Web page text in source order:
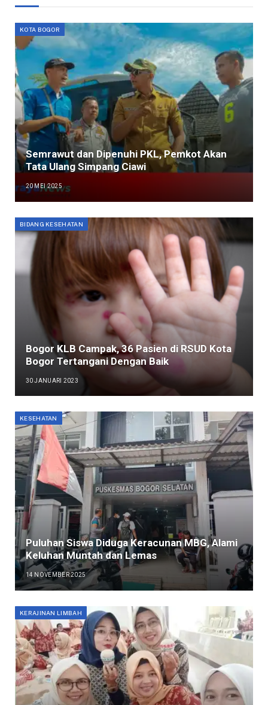
KOTA BOGOR
Semrawut dan Dipenuhi PKL, Pemkot Akan
Tata Ulang Simpang Ciawi
20 MEI 2025
BIDANG KESEHATAN
Bogor KLB Campak, 36 Pasien di RSUD Kota
Bogor Tertangani Dengan Baik
30 JANUARI 2023
KESEHATAN
Puluhan Siswa Diduga Keracunan MBG, Alami
Keluhan Muntah dan Lemas
14 NOVEMBER 2025
KERAJINAN LIMBAH